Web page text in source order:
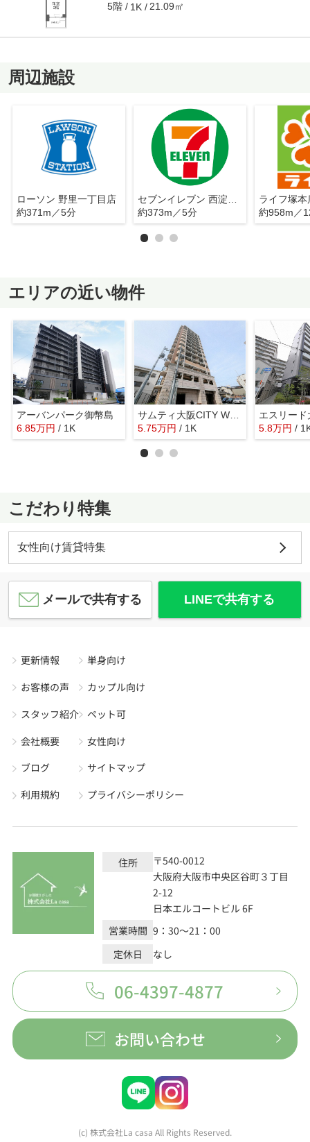
5階 1K 21.09㎡
周辺施設
ローソン 野里一丁目店
約371m／5分
セブンイレブン 西淀川税務署前店
約373m／5分
ライフ塚本
約958m／
エリアの近い物件
アーバンパーク御幣島
6.85万円 / 1K
サムティ大阪CITY WEST
5.75万円 / 1K 5.8万円 /
こだわり特集
女性向け賃貸特集
メールで共有する LINEで共有する
更新情報
お客様の声
スタッフ紹介
会社概要
ブログ
利用規約
単身向け
カップル向け
ペット可
女性向け
サイトマップ
プライバシーポリシー
住所
〒540-0012
大阪府大阪市中央区谷町３丁目
2-12
日本エルコートビル 6F
営業時間 9：30～21：00
定休日
なし
06-4397-4877
お問い合わせ
(c) 株式会社La casa All Rights Reserved.